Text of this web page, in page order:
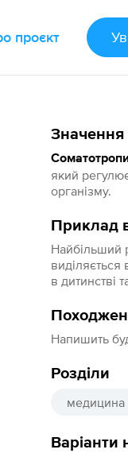
проєкт
Значення
який
організму.
Приклад
Найбільший
виділяється
в дитинстві
Напишить
Розділи
медицина
Варіанти